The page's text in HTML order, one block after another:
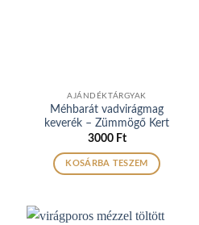
AJÁNDÉKTÁRGYAK
Méhbarát vadvirágmag
keverék – Zümmögő Kert
3000 Ft
KOSÁRBA TESZEM